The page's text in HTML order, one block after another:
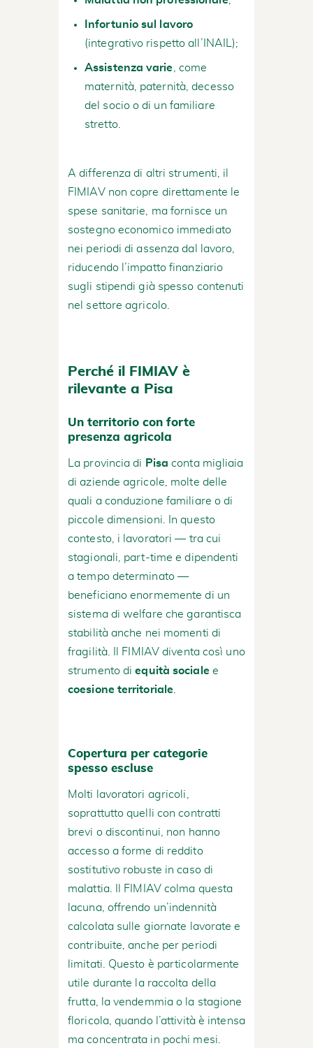
Infortunio sul lavoro
(integrativo rispetto all’INAIL);
Assistenza varie , come
maternità, paternità, decesso
del socio o di un familiare
stretto.
A differenza di altri strumenti, il
FIMIAV non copre direttamente le
spese sanitarie, ma fornisce un
sostegno economico immediato
nei periodi di assenza dal lavoro,
riducendo l’impatto finanziario
sugli stipendi già spesso contenuti
nel settore agricolo.
Perché il FIMIAV è
rilevante a Pisa
Un territorio con forte
presenza agricola
La provincia di Pisa conta migliaia
di aziende agricole, molte delle
quali a conduzione familiare o di
piccole dimensioni. In questo
contesto, i lavoratori — tra cui
stagionali, part-time e dipendenti
a tempo determinato —
beneficiano enormemente di un
sistema di welfare che garantisca
stabilità anche nei momenti di
fragilità. Il FIMIAV diventa così uno
strumento diequità socialee
coesione territoriale
Copertura per categorie
spesso escluse
Molti lavoratori agricoli,
soprattutto quelli con contratti
brevi o discontinui, non hanno
accesso a forme di reddito
sostitutivo robuste in caso di
malattia. Il FIMIAV colma questa
lacuna, offrendo un’indennità
calcolata sulle giornate lavorate e
contribuite, anche per periodi
limitati. Questo è particolarmente
utile durante la raccolta della
frutta, la vendemmia o la stagione
floricola, quando l’attività è intensa
ma concentrata in pochi mesi.